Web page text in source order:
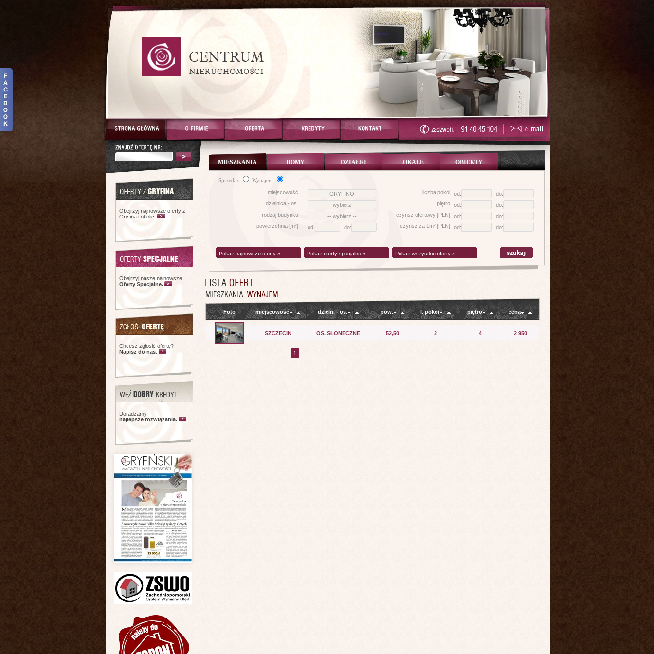
Obejrzyj najnowsze oferty z
Gryfina i okolic.
Obejrzyj nasze najnowsze
Oferty Specjalne.
Chcesz zgłosić ofertę?
Napisz do nas.
Doradzamy
najlepsze rozwiązania.
Sprzedaż Wynajem
MIESZKANIA DOMY DZIAŁKI LOKALE OBIEKTY
miejscowość
dzielnica - os.
rodzaj budynku
powierzchnia [m²]
od: do:
liczba pokoi od:
do:
piętro
od:
do:
czynsz ofertowy [PLN]
od:
do:
czynsz za 1m² [PLN]
od: do:
Pokaż najnowsze oferty » Pokaż oferty specjalne » Pokaż wszystkie oferty »
Foto miejscowość dzieln. - os. pow. l. pokoi piętro cena
SZCZECIN OS. SŁONECZNE 52,50 2 4 2 950
1